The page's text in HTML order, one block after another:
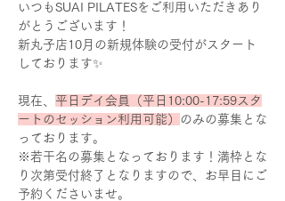
いつもSUAI PILATESをご利用いただきあり
がとうございます！
新丸子店10月の新規体験の受付がスタート
しております✨
現在、 平日デイ会員（平日10:00-17:59スタ
ートのセッション利用可能） のみの募集とな
っております。
※若干名の募集となっております！満枠とな
り次第受付終了となりますので、お早目にご
予約くださいませ。